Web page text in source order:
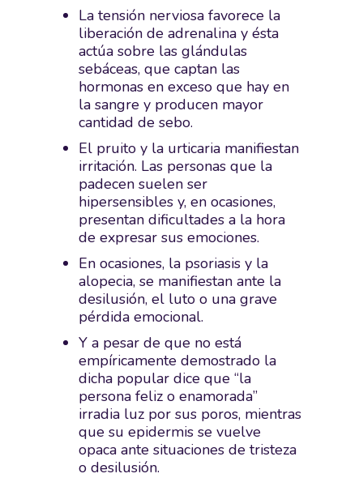
La tensión nerviosa favorece la
liberación de adrenalina y ésta
actúa sobre las glándulas
sebáceas, que captan las
hormonas en exceso que hay en
la sangre y producen mayor
cantidad de sebo.
El pruito y la urticaria manifiestan
irritación. Las personas que la
padecen suelen ser
hipersensibles y, en ocasiones,
presentan dificultades a la hora
de expresar sus emociones.
En ocasiones, la psoriasis y la
alopecia, se manifiestan ante la
desilusión, el luto o una grave
pérdida emocional.
Y a pesar de que no está
empíricamente demostrado la
dicha popular dice que “la
persona feliz o enamorada”
irradia luz por sus poros, mientras
que su epidermis se vuelve
opaca ante situaciones de tristeza
o desilusión.